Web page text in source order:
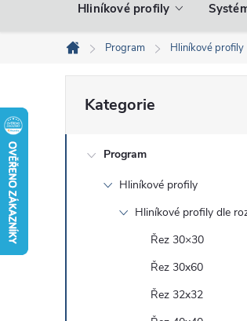
Hliníkové profily
Domů
Program Hliníkové profily
o
kategorie
Kategorie
Program
Hliníkové profily
Hliníkové profily dle
Řez 30×30
Řez 30x60
Řez 32x32